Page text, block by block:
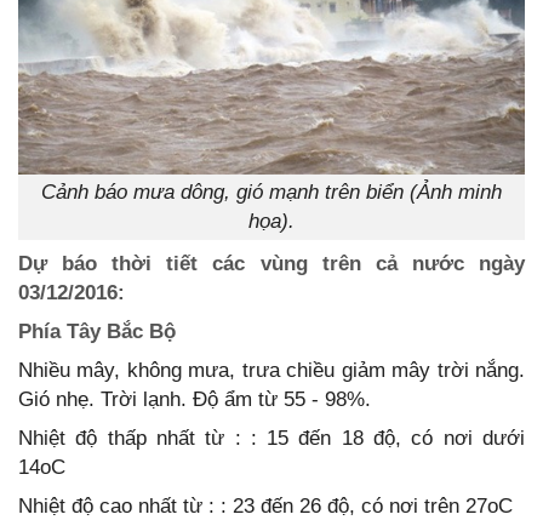
Cảnh báo mưa dông, gió mạnh trên biển (Ảnh minh
họa).
Dự báo thời tiết các vùng trên cả nước ngày
03/12/2016:
Phía Tây Bắc Bộ
Nhiều mây, không mưa, trưa chiều giảm mây trời nắng.
Gió nhẹ. Trời lạnh. Độ ẩm từ 55 - 98%.
Nhiệt độ thấp nhất từ : : 15 đến 18 độ, có nơi dưới
14oC
Nhiệt độ cao nhất từ : : 23 đến 26 độ, có nơi trên 27oC